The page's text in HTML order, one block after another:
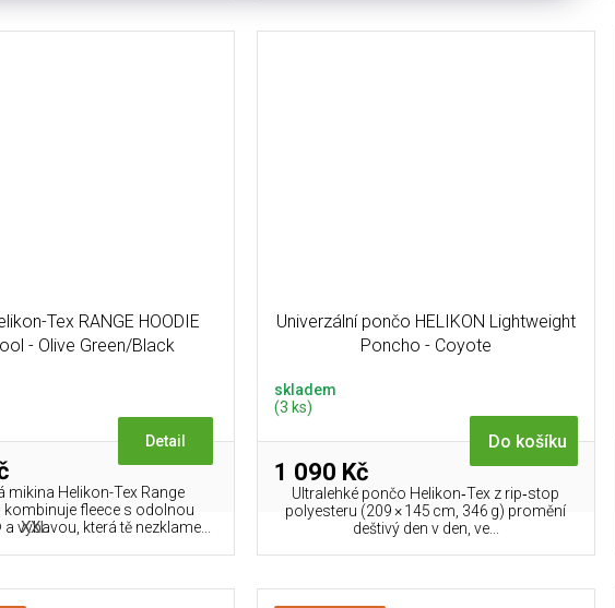
Tex RANGE HOODIE
- Olive Green/Black
Detail
mikina Helikon-Tex Range
fleece s odolnou
výbavou, která tě nezklame...
XXL
Univerzální pončo HELIKON Lightweight
Poncho - Coyote
skladem
(3 ks)
1 090 Kč
Do košíku
Ultralehké pončo Helikon‑Tex z rip‑stop
polyesteru (209 × 145 cm, 346 g) promění
deštivý den v den, ve...